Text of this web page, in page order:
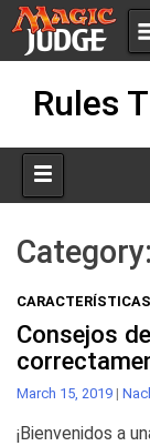
Apps
Policies
Rules
Category:
CARACTERÍSTICAS
Consejos
March 15, 2019 |
¡Bienvenidos a